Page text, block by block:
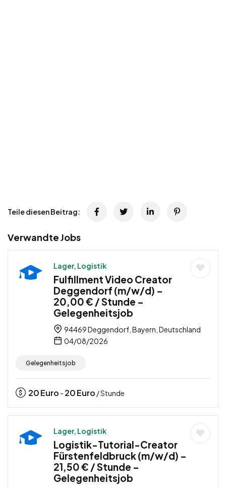
Teile diesen Beitrag:
Verwandte Jobs
Lager, Logistik
Fulfillment Video Creator
Deggendorf (m/w/d) –
20,00 € / Stunde –
Gelegenheitsjob
94469 Deggendorf, Bayern, Deutschland
04/08/2026
Gelegenheitsjob
20Euro - 20Euro / Stunde
Lager, Logistik
Logistik-Tutorial-Creator
Fürstenfeldbruck (m/w/d) –
21,50 € / Stunde –
Gelegenheitsjob